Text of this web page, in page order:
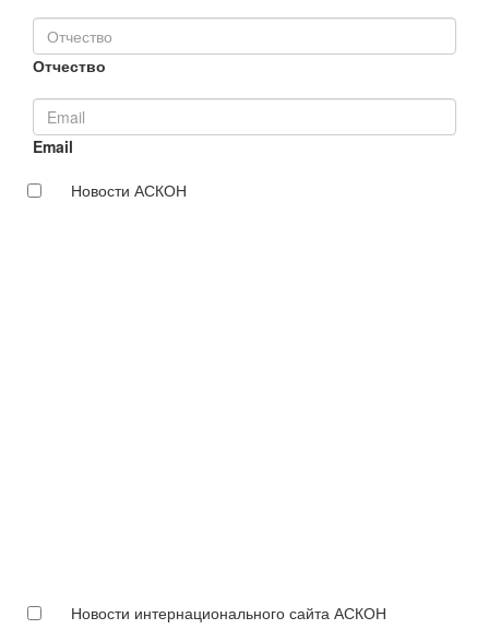
Отчество
Email
Новости АСКОН
Новости интернационального сайта АСКОН